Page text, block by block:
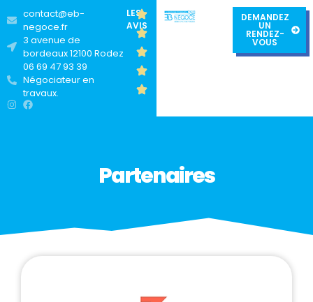
contact@eb-
negoce.fr
3 avenue de
bordeaux 12100 Rodez
06 69 47 93 39
Négociateur en
travaux.
LES
AVIS
DEMANDEZ
UN
RENDEZ-
VOUS
Partenaires